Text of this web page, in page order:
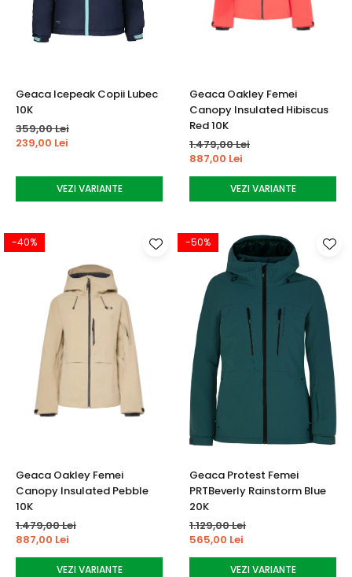
Pantaloni outdoor
Sepci
Bustiere
Underwear
Geaca Icepeak Copii Lubec
10K
359,00 Lei
239,00 Lei
VEZI VARIANTE
Geaca Oakley Femei
Canopy Insulated Hibiscus
Red 10K
1.479,00 Lei
887,00 Lei
VEZI VARIANTE
-40%
Geaca Oakley Femei
Canopy Insulated Pebble
10K
1.479,00 Lei
887,00 Lei
VEZI VARIANTE
-50%
Geaca Protest Femei
PRTBeverly Rainstorm Blue
20K
1.129,00 Lei
565,00 Lei
VEZI VARIANTE